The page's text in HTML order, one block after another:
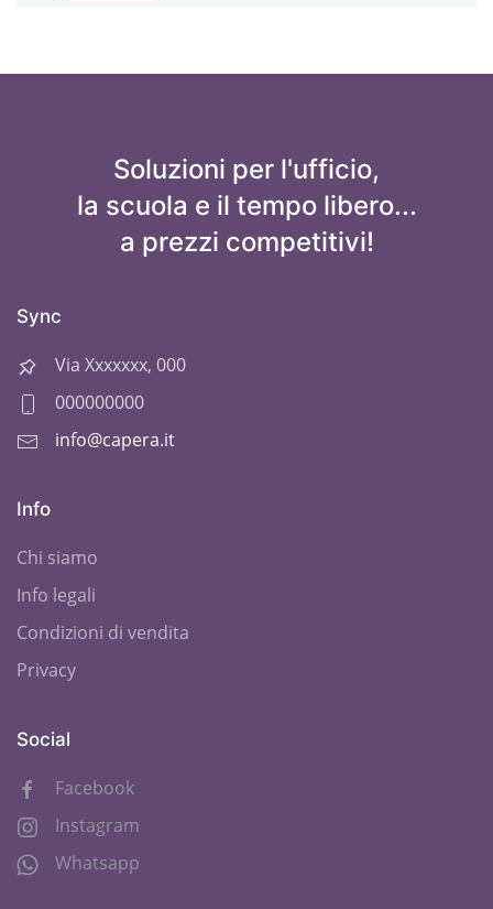
Soluzioni per l'ufficio,
la scuola e il tempo libero...
a prezzi competitivi!
Sync
Via Xxxxxxx, 000
000000000
info@capera.it
Info
Chi siamo
Info legali
Condizioni di vendita
Privacy
Social
Facebook
Instagram
Whatsapp